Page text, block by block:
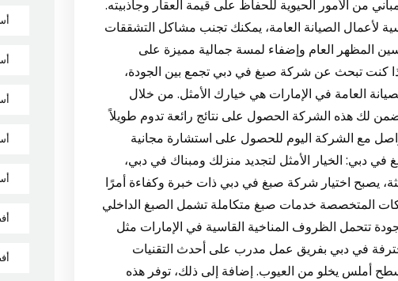
من الأمور الحيوية للحفاظ على قيمة العقار وجاذبيته.
لأعمال الصيانة العامة، يمكنك تجنب مشاكل التشققات
المظهر العام وإضفاء لمسة جمالية مميزة على
كنت تبحث عن شركة صبغ في دبي تجمع بين الجودة،
العامة في الإمارات هي خيارك الأمثل. من خلال
لك هذه الشركة الحصول على نتائج رائعة تدوم طويلاً
مع الشركة اليوم للحصول على استشارة مجانية
احتياجاتك! 1. شركة صبغ في دبي: الخيار الأمثل لتجديد منزلك ومبناك في دبي،
يصبح اختيار شركة صبغ في دبي ذات خبرة وكفاءة أمرًا
المتخصصة خدمات صبغ متكاملة تشمل الصبغ الداخلي
تتحمل الظروف المناخية القاسية في الإمارات مثل
في دبي بفريق عمل مدرب على أحدث التقنيات
أملس يخلو من العيوب. إضافة إلى ذلك، توفر هذه